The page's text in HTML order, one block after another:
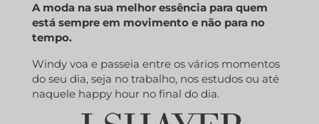
A moda na sua melhor essência para quem
está sempre em movimento e não para no
tempo.
Windy voa e passeia entre os vários momentos
do seu dia, seja no trabalho, nos estudos ou até
naquele happy hour no final do dia.